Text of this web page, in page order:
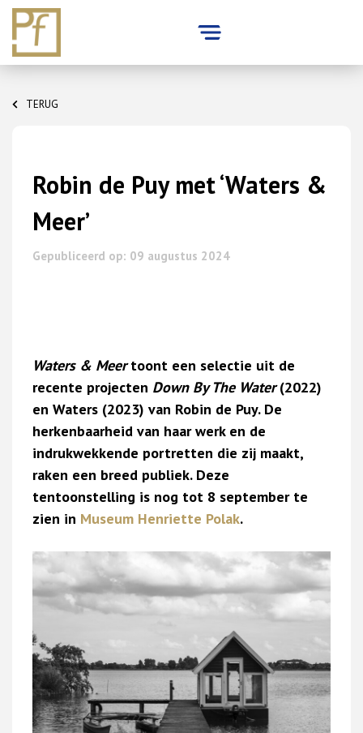
content
TERUG
Robin de Puy met ‘Waters &
Meer’
Gepubliceerd op: 09 augustus 2024
Waters & Meertoont een selectie uit de
recente projecten Down By The Water(2022)
en Waters (2023) van Robin de Puy. De
herkenbaarheid van haar werk en de
indrukwekkende portretten die zij maakt,
raken een breed publiek. Deze
tentoonstelling is nog tot 8 september te
zien in Museum Henriette Polak.